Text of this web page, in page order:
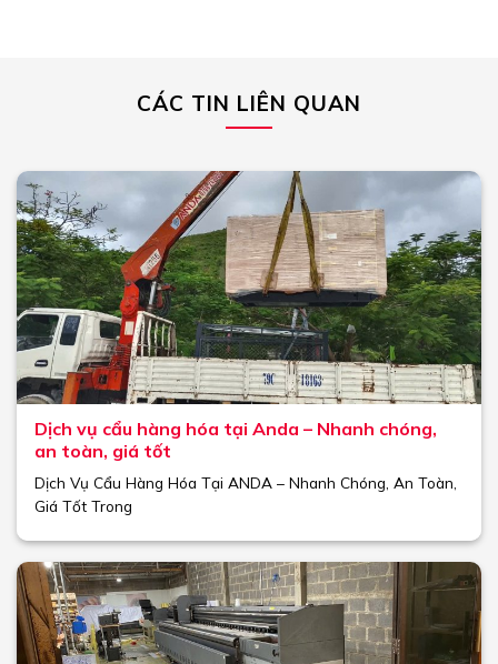
CÁC TIN LIÊN QUAN
Dịch vụ cẩu hàng hóa tại Anda – Nhanh chóng,
an toàn, giá tốt
Dịch Vụ Cẩu Hàng Hóa Tại ANDA – Nhanh Chóng, An Toàn,
Giá Tốt Trong